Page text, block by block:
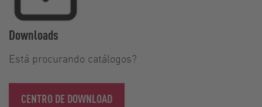
Downloads
Está procurando catálogos?
CENTRO DE DOWNLOAD